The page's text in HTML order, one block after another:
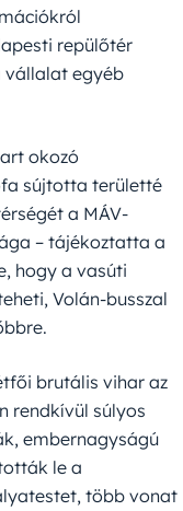
repülőtér
vállalat egyéb
okozó
sújtotta területté
a MÁV-
– tájékoztatta a
hogy a vasúti
Volán-busszal
brutális vihar az
rendkívül súlyos
embernagyságú
le a
több vonat